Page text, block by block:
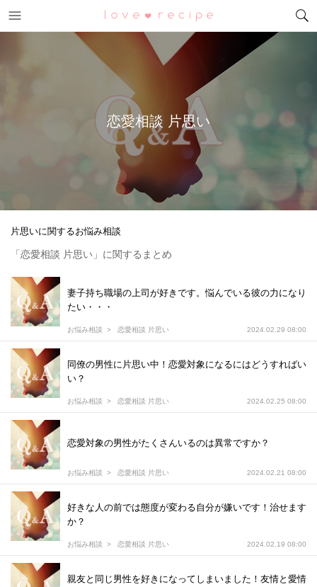
恋愛レシピ
恋愛相談 片思い
片思いに関するお悩み相談
「恋愛相談 片思い」に関するまとめ
妻子持ち職場の上司が好きです。悩んでいる彼の力になり
たい・・・
お悩み相談 恋愛相談 片思い 2024.02.29 08:00
同僚の男性に片思い中！恋愛対象になるにはどうすればい
い？
お悩み相談 恋愛相談 片思い 2024.02.25 08:00
恋愛対象の男性がたくさんいるのは異常ですか？
お悩み相談 恋愛相談 片思い 2024.02.21 08:00
好きな人の前では態度が変わる自分が嫌いです！治せます
か？
お悩み相談 恋愛相談 片思い 2024.02.19 08:00
親友と同じ男性を好きになってしまいました！友情と愛情